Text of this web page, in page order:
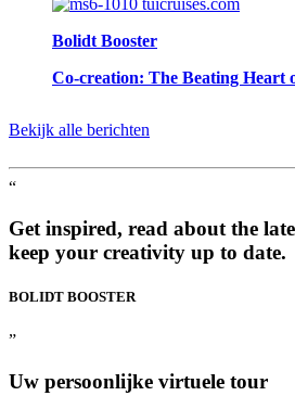
Bolidt Booster
Co-creation: The Beating Heart
Bekijk alle berichten
“
Get inspired, read about the
keep your creativity up to date.
BOLIDT BOOSTER
”
Uw persoonlijke virtuele tour